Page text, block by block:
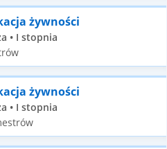
żywności
• I stopnia
żywności
• I stopnia